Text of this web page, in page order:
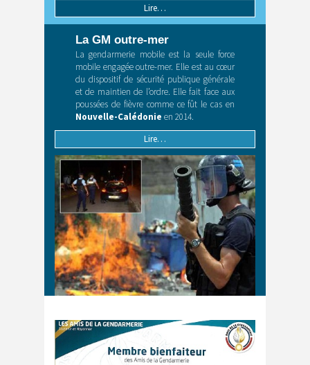
Lire…
La GM outre-mer
La gendarmerie mobile est la seule force
mobile engagée outre-mer. Elle est au cœur
du dispositif de sécurité publique générale
et de maintien de l’ordre. Elle fait face aux
poussées de fièvre comme ce fût le cas en
Nouvelle-Calédonie en 2014.
Lire…